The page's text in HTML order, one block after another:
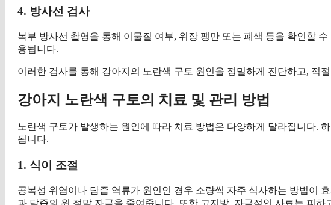
4. 방사선 검사
복부 방사선 촬영을 통해 이물질 여부, 위장 팽만 또는 폐색 등을 확인할
용됩니다.
이러한 검사를 통해 강아지의 노란색 구토 원인을 정밀하게 진단하고, 적
강아지 노란색 구토의 치료 및 관리 방법
노란색 구토가 발생하는 원인에 따라 치료 방법은 다양하게 달라집니다.
됩니다.
1. 식이 조절
공복성 위염이나 담즙 역류가 원인인 경우 소량씩 자주 식사하는 방법이
과 담즙의 위 점막 자극을 줄여줍니다. 또한 고지방, 자극적인 사료는 피하